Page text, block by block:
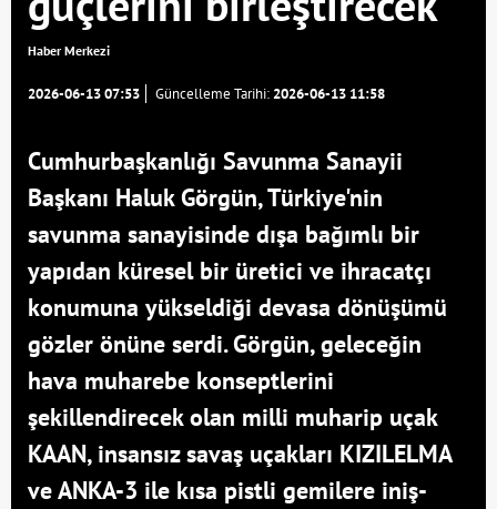
Haber Merkezi
2026-06-13 07:53 Güncelleme Tarihi:2026-06-13 11:58
Cumhurbaşkanlığı Savunma Sanayii
Başkanı Haluk Görgün, Türkiye'nin
savunma sanayisinde dışa bağımlı bir
yapıdan küresel bir üretici ve ihracatçı
konumuna yükseldiği devasa dönüşümü
gözler önüne serdi. Görgün, geleceğin
hava muharebe konseptlerini
şekillendirecek olan milli muharip uçak
KAAN, insansız savaş uçakları KIZILELMA
ve ANKA-3 ile kısa pistli gemilere iniş-